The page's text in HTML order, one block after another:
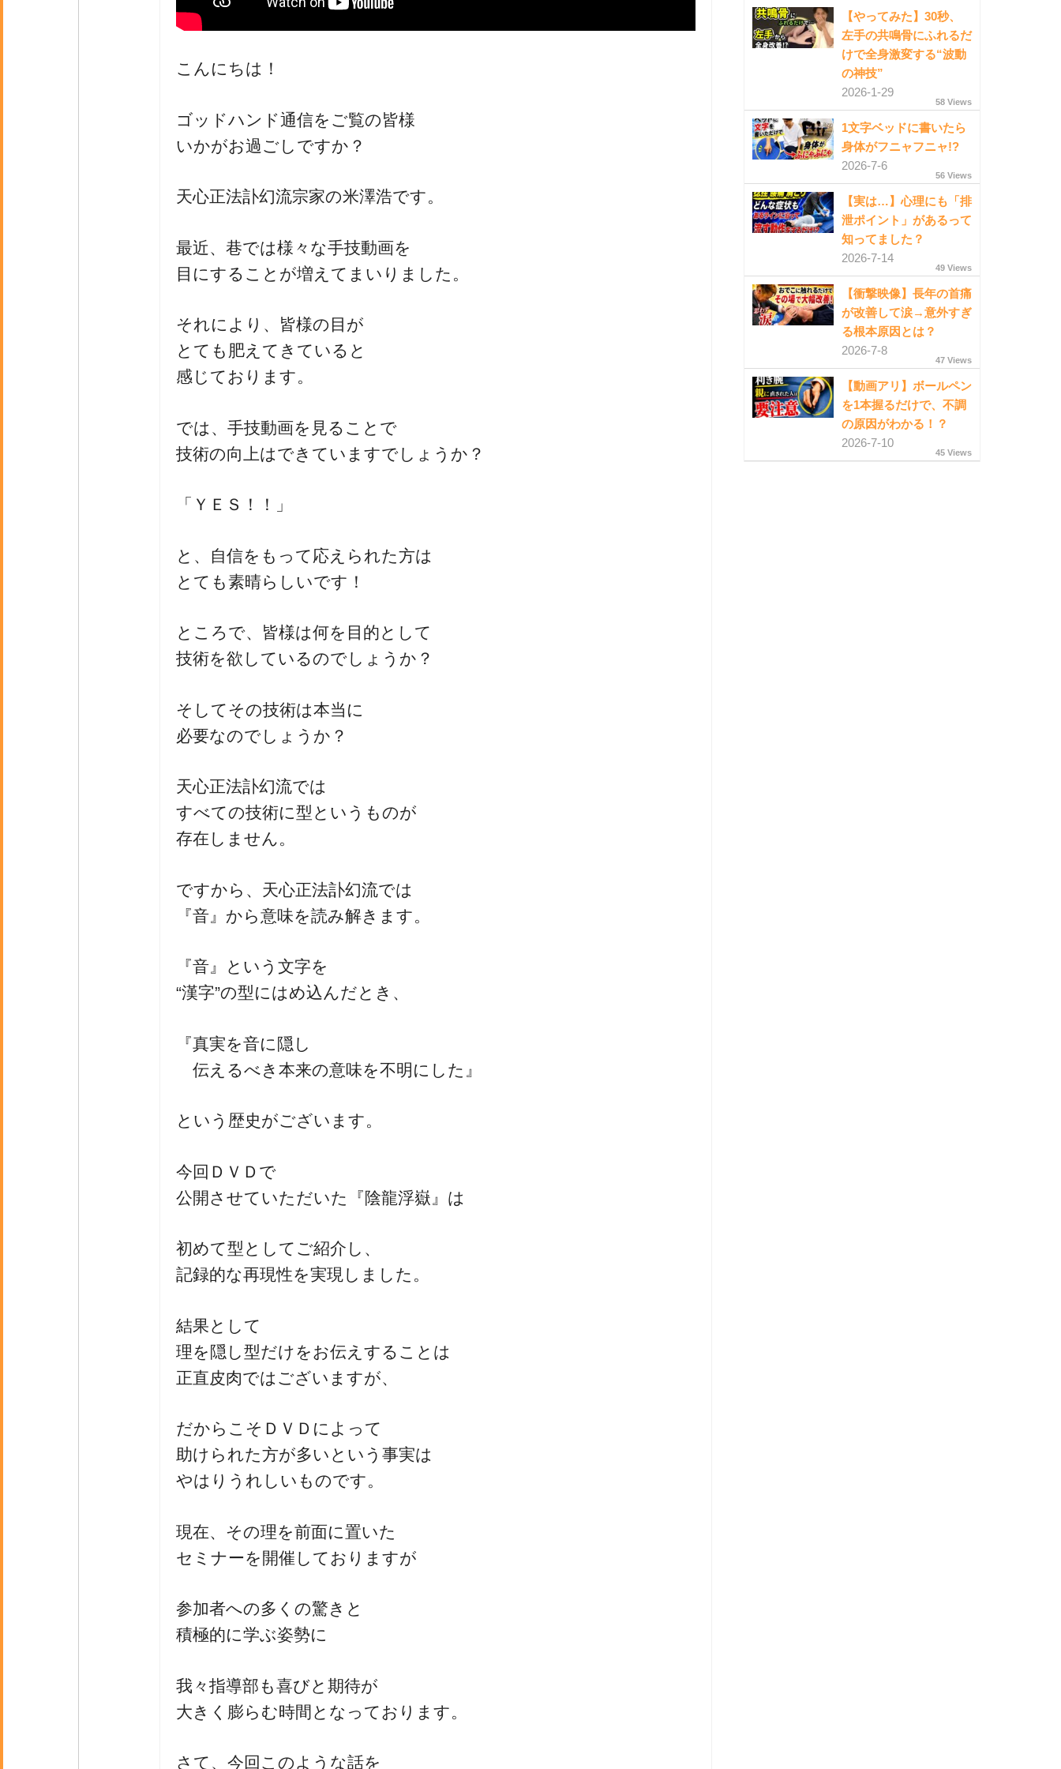
こんにちは！
ゴッドハンド通信をご覧の皆様
いかがお過ごしですか？
天心正法訃幻流宗家の米澤浩です。
最近、巷では様々な手技動画を
目にすることが増えてまいりました。
それにより、皆様の目が
とても肥えてきていると
感じております。
では、手技動画を見ることで
技術の向上はできていますでしょうか？
「ＹＥＳ！！」
と、自信をもって応えられた方は
とても素晴らしいです！
ところで、皆様は何を目的として
技術を欲しているのでしょうか？
そしてその技術は本当に
必要なのでしょうか？
天心正法訃幻流では
すべての技術に型というものが
存在しません。
ですから、天心正法訃幻流では
『音』から意味を読み解きます。
『音』という文字を
“漢字”の型にはめ込んだとき、
『真実を音に隠し
伝えるべき本来の意味を不明にした』
という歴史がございます。
今回ＤＶＤで
公開させていただいた『陰龍浮嶽』は
初めて型としてご紹介し、
記録的な再現性を実現しました。
結果として
理を隠し型だけをお伝えすることは
正直皮肉ではございますが、
だからこそＤＶＤによって
助けられた方が多いという事実は
やはりうれしいものです。
現在、その理を前面に置いた
セミナーを開催しておりますが
参加者への多くの驚きと
積極的に学ぶ姿勢に
我々指導部も喜びと期待が
大きく膨らむ時間となっております。
さて、今回このような話を
【やってみた】30秒、
左手の共鳴骨にふれるだ
けで全身激変する“波動
の神技”
2026-1-29
58 Views
1文字ベッドに書いたら
身体がフニャフニャ!?
2026-7-6
56 Views
【実は…】心理にも「排
泄ポイント」があるって
知ってました？
2026-7-14
49 Views
【衝撃映像】長年の首痛
が改善して涙→意外すぎ
る根本原因とは？
2026-7-8
47 Views
【動画アリ】ボールペン
を1本握るだけで、不調
の原因がわかる！？
2026-7-10
45 Views